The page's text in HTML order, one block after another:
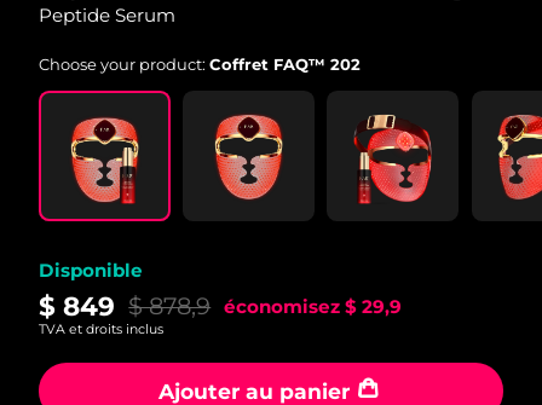
Peptide Serum
Choose your product:Coffret FAQ™ 202
Disponible
$ 849 $ 878,9 économisez $ 29,9
TVA et droits inclus
Ajouter au panier